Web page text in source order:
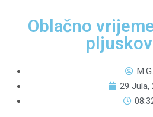
Oblačno
M.G.
29 Jula,